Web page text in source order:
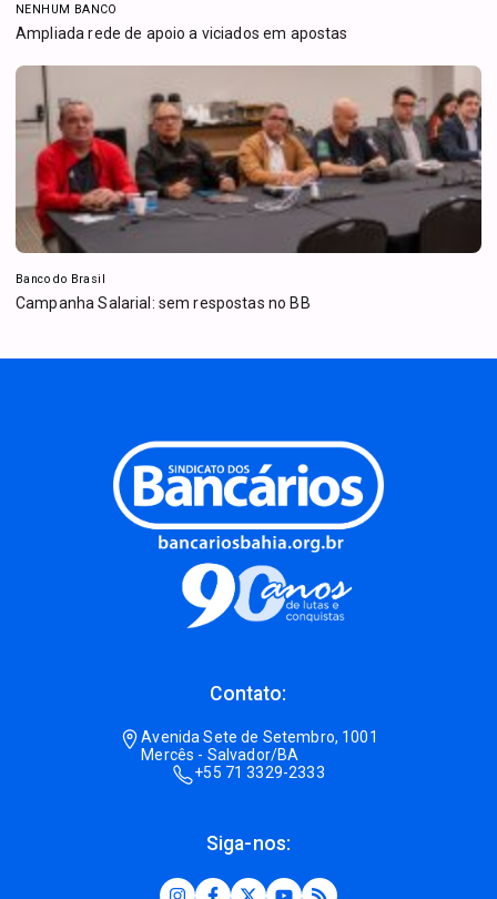
NENHUM BANCO
Ampliada rede de apoio a viciados em apostas
Banco do Brasil
Campanha Salarial: sem respostas no BB
Contato:
Avenida Sete de Setembro, 1001
Mercês - Salvador/BA
+55 71 3329-2333
Siga-nos: